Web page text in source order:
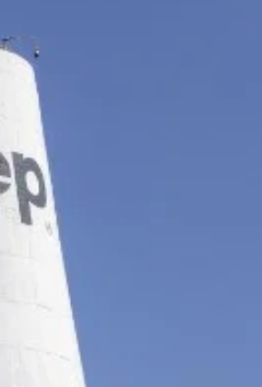
Reportes
hoy en CDMX 7 de agosto del